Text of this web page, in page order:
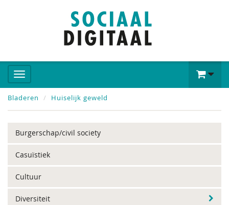
Bladeren Huiselijk geweld
Burgerschap/civil society
Casuïstiek
Cultuur
Diversiteit